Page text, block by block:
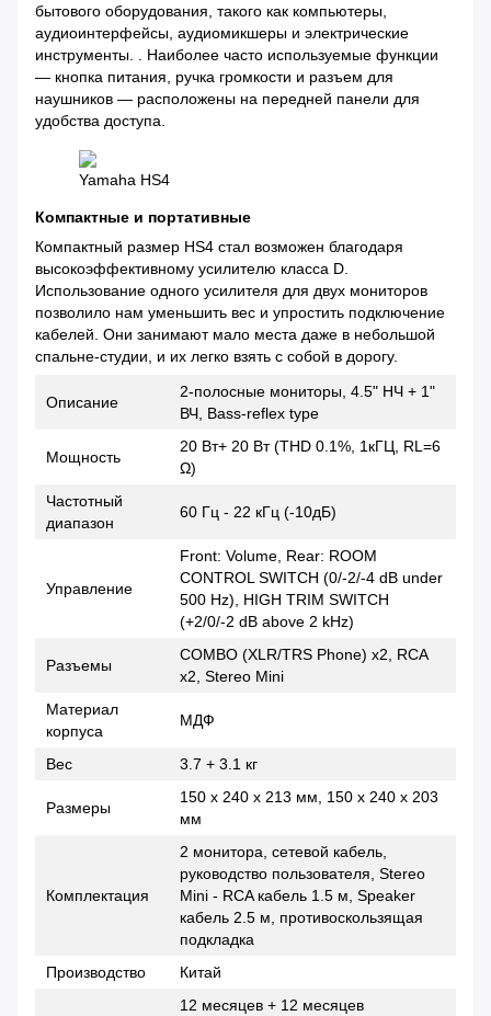
бытового оборудования, такого как компьютеры,
аудиоинтерфейсы, аудиомикшеры и электрические
инструменты. . Наиболее часто используемые функции
— кнопка питания, ручка громкости и разъем для
наушников — расположены на передней панели для
удобства доступа.
Yamaha HS4
Компактные и портативные
Компактный размер HS4 стал возможен благодаря
высокоэффективному усилителю класса D.
Использование одного усилителя для двух мониторов
позволило нам уменьшить вес и упростить подключение
кабелей. Они занимают мало места даже в небольшой
спальне-студии, и их легко взять с собой в дорогу.
Описание
2-полосные мониторы, 4.5" НЧ + 1"
ВЧ, Bass-reflex type
Мощность
20 Вт+ 20 Вт (THD 0.1%, 1кГЦ, RL=6
Ω)
Частотный
диапазон
60 Гц - 22 кГц (-10дБ)
Управление
Front: Volume, Rear: ROOM
CONTROL SWITCH (0/-2/-4 dB under
500 Hz), HIGH TRIM SWITCH
(+2/0/-2 dB above 2 kHz)
Разъемы
COMBO (XLR/TRS Phone) x2, RCA
x2, Stereo Mini
Материал
корпуса
МДФ
Вес 3.7 + 3.1 кг
Размеры
150 х 240 х 213 мм, 150 х 240 х 203
мм
Комплектация
2 монитора, сетевой кабель,
руководство пользователя, Stereo
Mini - RCA кабель 1.5 м, Speaker
кабель 2.5 м, противоскользящая
подкладка
Производство
Китай
12 месяцев + 12 месяцев